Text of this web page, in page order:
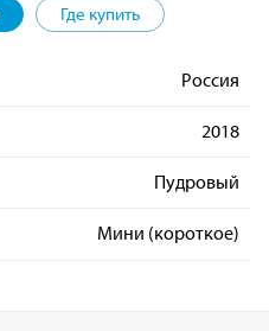
Где купить
Россия
2018
Пудровый
Мини (короткое)